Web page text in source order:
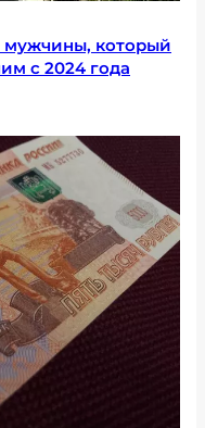
мужчины, который
с 2024 года